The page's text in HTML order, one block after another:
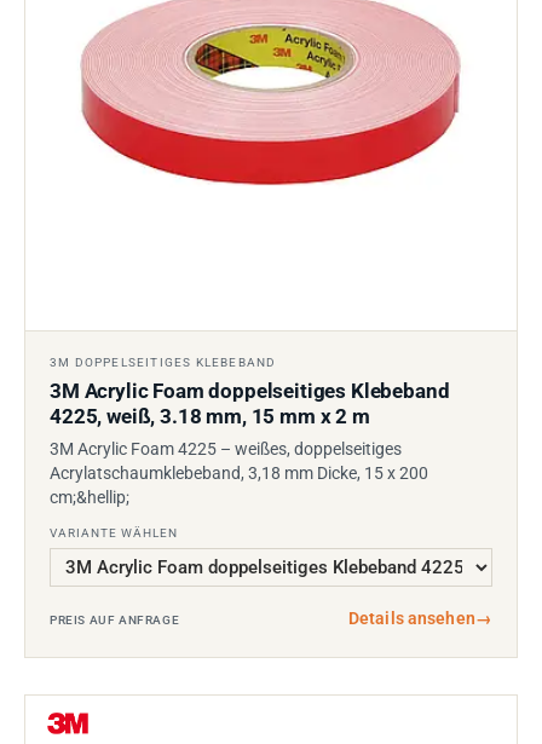
3M DOPPELSEITIGES KLEBEBAND
3M Acrylic Foam doppelseitiges Klebeband
4225, weiß, 3.18 mm, 15 mm x 2 m
3M Acrylic Foam 4225 – weißes, doppelseitiges
Acrylatschaumklebeband, 3,18 mm Dicke, 15 x 200
cm;&hellip;
VARIANTE WÄHLEN
PREIS AUF ANFRAGE Details ansehen→